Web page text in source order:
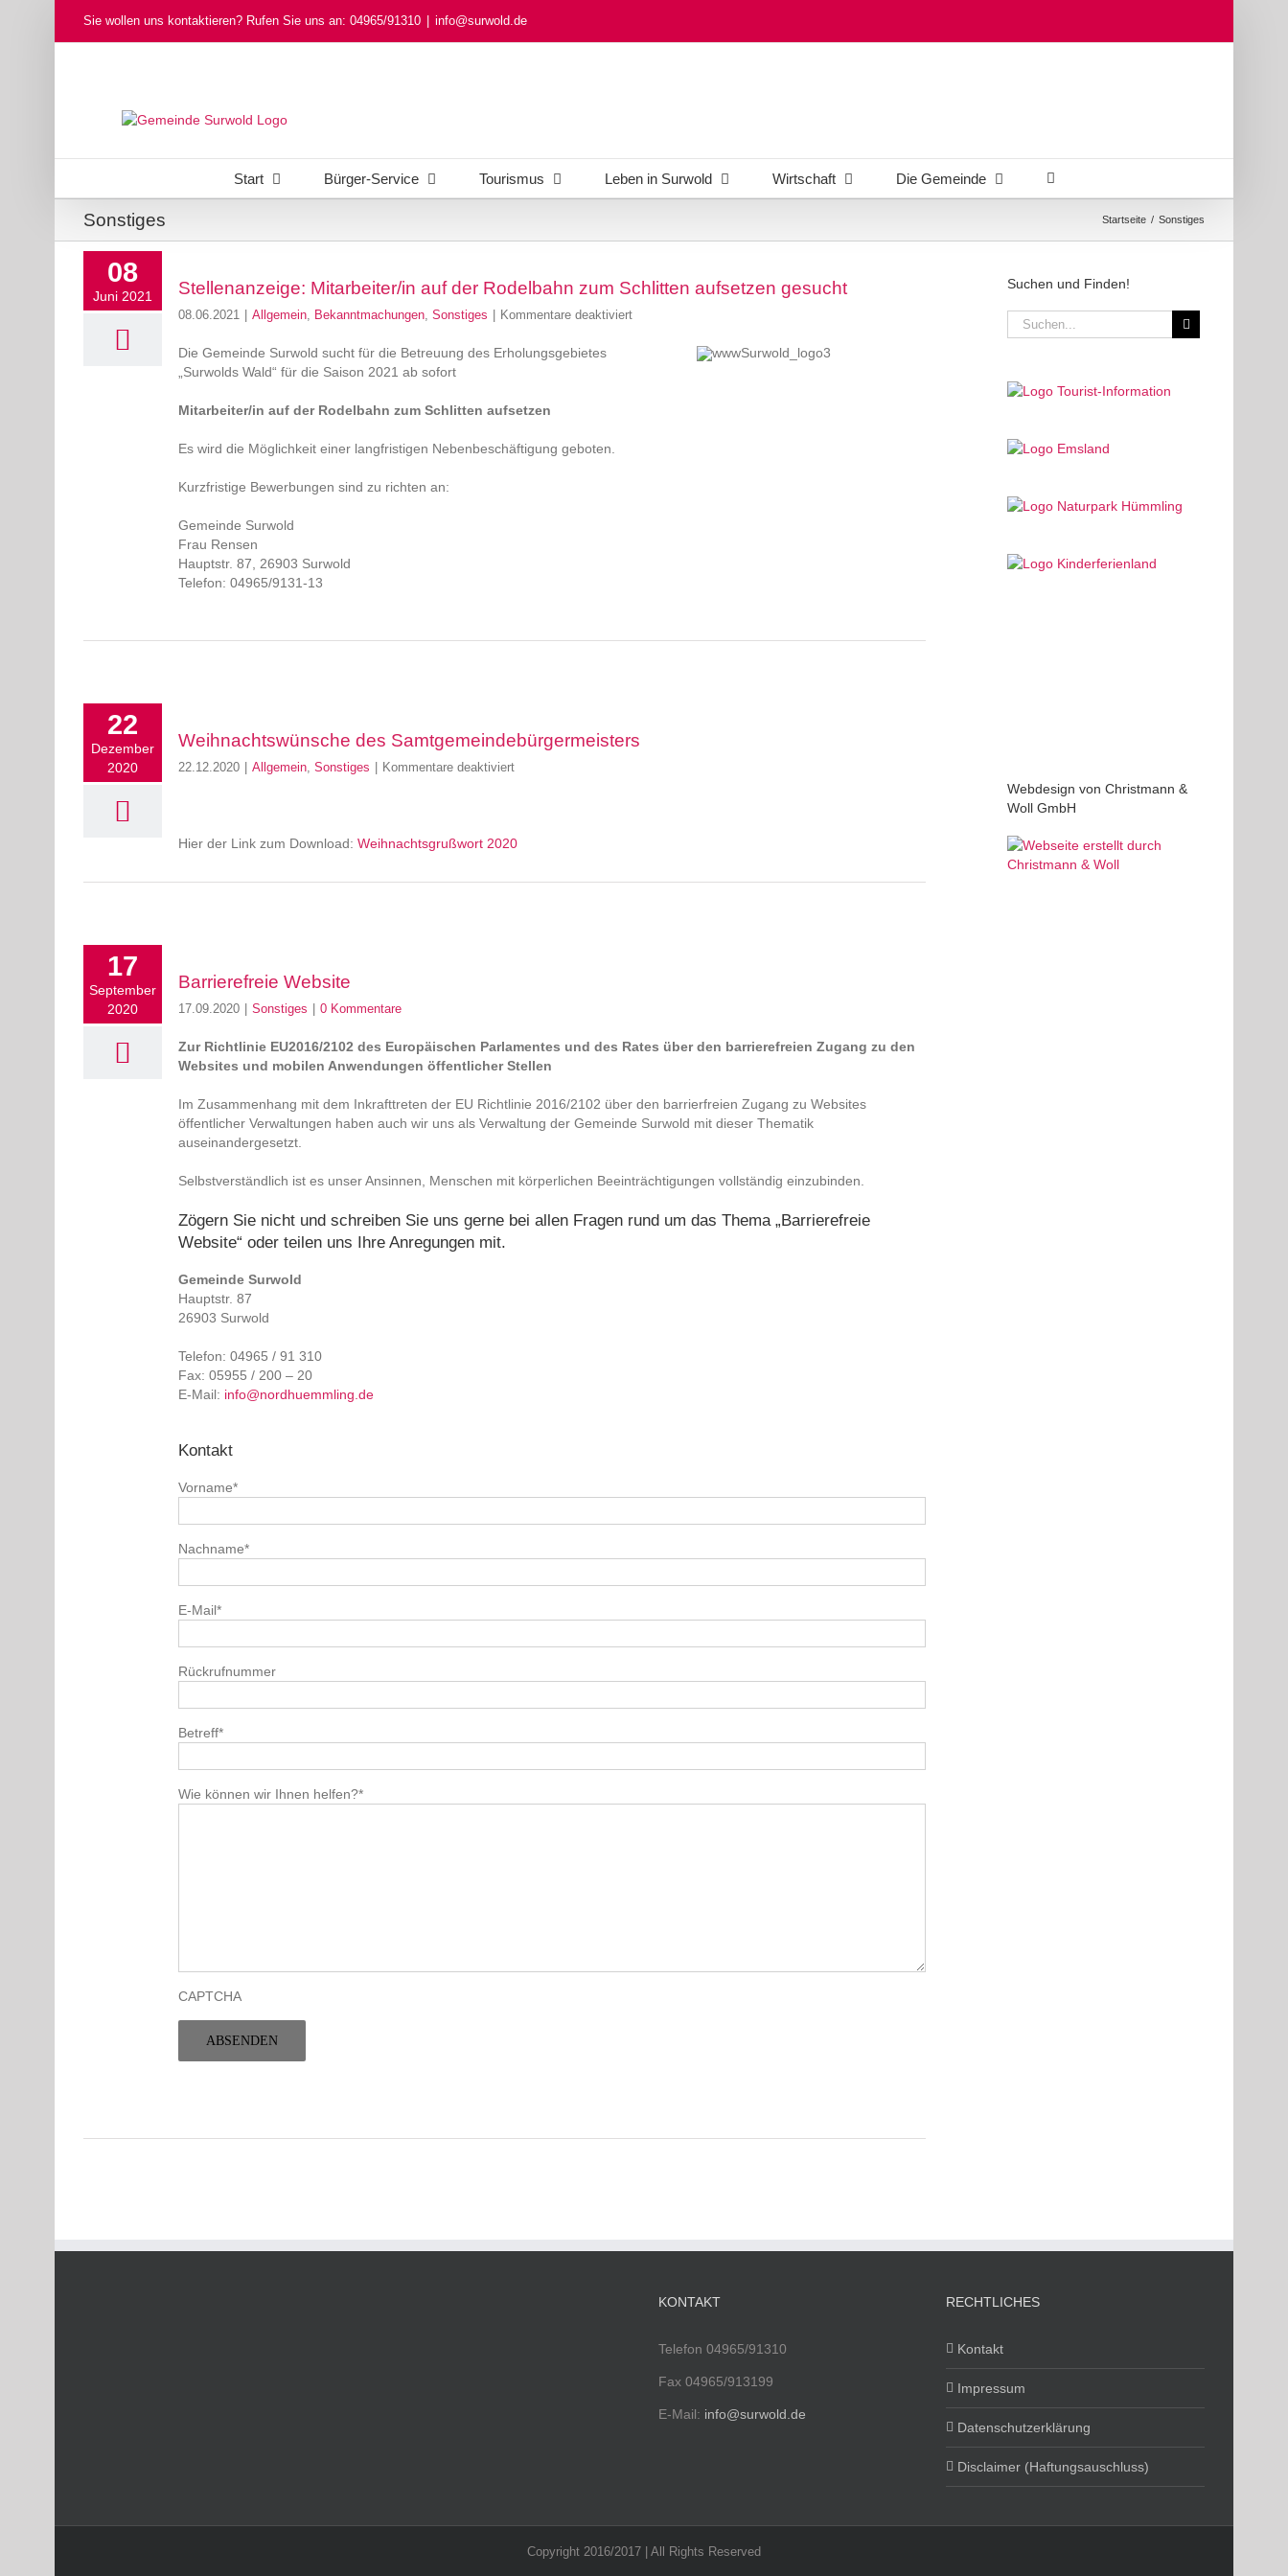
Sie wollen uns kontaktieren? Rufen Sie uns an: 04965/91310 info@surwold.de
Start Bürger-Service Tourismus Leben in Surwold Wirtschaft Die Gemeinde
Sonstiges Startseite / Sonstiges
08
Juni 2021 Stellenanzeige: Mitarbeiter/in auf der Rodelbahn zum Schlitten aufsetzen gesucht
08.06.2021 Allgemein, Bekanntmachungen, Sonstiges Kommentare deaktiviertfür
Mitarbeiter/in
Die Gemeinde Surwold sucht für die Betreuung des Erholungsgebietes
„Surwolds Wald“ für die Saison 2021 ab sofort
Mitarbeiter/in auf der Rodelbahn zum Schlitten aufsetzen
Es wird die Möglichkeit einer langfristigen Nebenbeschäftigung geboten.
Kurzfristige Bewerbungen sind zu richten an:
Gemeinde Surwold
Frau Rensen
Hauptstr. 87, 26903 Surwold
Telefon: 04965/9131-13
22
Dezember
2020
Weihnachtswünsche des Samtgemeindebürgermeisters
22.12.2020 Allgemein, Sonstiges Kommentare deaktiviertfür
Hier der Link zum Download: Weihnachtsgrußwort 2020
17
September
2020
Barrierefreie Website
17.09.2020 Sonstiges 0 Kommentare
Zur Richtlinie EU2016/2102 des Europäischen Parlamentes und des Rates über den barrierefreien Zugang zu den
Websites und mobilen Anwendungen öffentlicher Stellen
Im Zusammenhang mit dem Inkrafttreten der EU Richtlinie 2016/2102 über den barrierfreien Zugang zu Websites
öffentlicher Verwaltungen haben auch wir uns als Verwaltung der Gemeinde Surwold mit dieser Thematik
auseinandergesetzt.
Selbstverständlich ist es unser Ansinnen, Menschen mit körperlichen Beeinträchtigungen vollständig einzubinden.
Zögern Sie nicht und schreiben Sie uns gerne bei allen Fragen rund um das Thema „Barrierefreie
Website“ oder teilen uns Ihre Anregungen mit.
Gemeinde Surwold
Hauptstr. 87
26903 Surwold
Telefon: 04965 / 91 310
Fax: 05955 / 200 – 20
E-Mail: info@nordhuemmling.de
Kontakt
Vorname*
Nachname*
E-Mail*
Rückrufnummer
Betreff*
Wie können wir Ihnen helfen?*
CAPTCHA
Suchen und Finden!
Suche
nach:
Webdesign von Christmann &
Woll GmbH
KONTAKT
Telefon 04965/91310
Fax 04965/913199
E-Mail: info@surwold.de
RECHTLICHES
Kontakt
Impressum
Datenschutzerklärung
Disclaimer (Haftungsauschluss)
Copyright 2016/2017 | All Rights Reserved